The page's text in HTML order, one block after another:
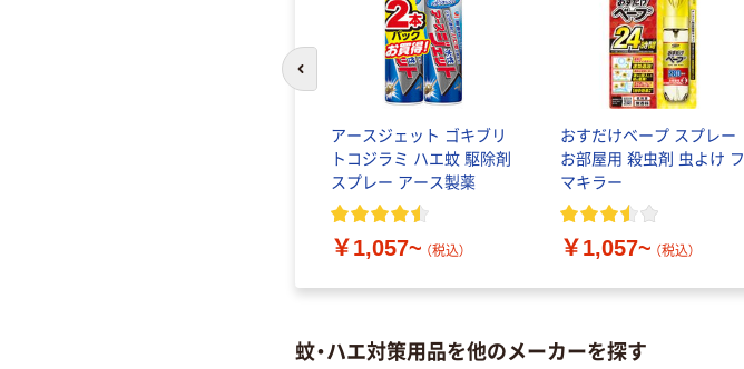
アースジェット ゴキブリ
トコジラミ ハエ蚊 駆除剤
スプレー アース製薬
￥1,057~ （税込）
おすだけベープ スプレー
お部屋用 殺虫剤 虫よけ フ
マキラー
￥1,057~ （税込）
前のスライドへ
蚊・ハエ対策用品を他のメーカーを探す